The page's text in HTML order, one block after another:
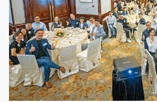
東周Ladies
東周食玩通